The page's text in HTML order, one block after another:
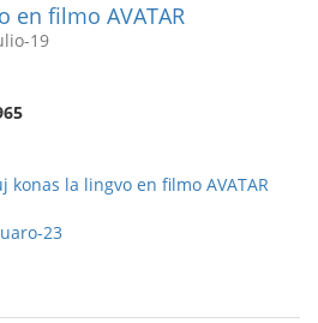
en filmo AVATAR
19
konas la lingvo en filmo AVATAR
23